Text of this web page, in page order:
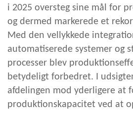
i 2025 oversteg sine mål for
og dermed markerede et
Med den vellykkede
automatiserede systemer og
processer blev
betydeligt forbedret. I
afdelingen mod yderligere at
produktionskapacitet ved at